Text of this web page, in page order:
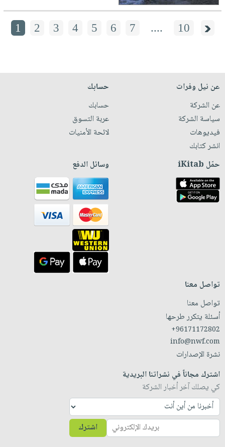
1 2 3 4 5 6 7 .... 10
عن نيل وفرات
عن الشركة
سياسة الشركة
فيديوهات
انشر كتابك
حسابك
حسابك
عربة التسوق
لائحة الأمنيات
حمّل iKitab وسائل الدفع
تواصل معنا
تواصل معنا
أسئلة يتكرر طرحها
+96171172802
info@nwf.com
نشرة الإصدارات
اشترك مجاناً في نشراتنا البريدية
كي يصلك آخر أخبار الشركة
اشترك